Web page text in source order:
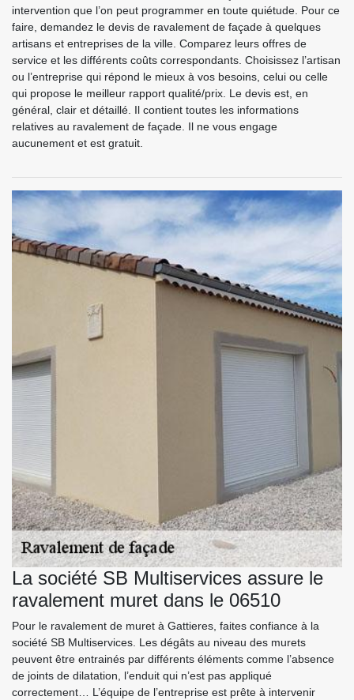
intervention que l’on peut programmer en toute quiétude. Pour ce
faire, demandez le devis de ravalement de façade à quelques
artisans et entreprises de la ville. Comparez leurs offres de
service et les différents coûts correspondants. Choisissez l’artisan
ou l’entreprise qui répond le mieux à vos besoins, celui ou celle
qui propose le meilleur rapport qualité/prix. Le devis est, en
général, clair et détaillé. Il contient toutes les informations
relatives au ravalement de façade. Il ne vous engage
aucunement et est gratuit.
La société SB Multiservices assure le
ravalement muret dans le 06510
Pour le ravalement de muret à Gattieres, faites confiance à la
société SB Multiservices. Les dégâts au niveau des murets
peuvent être entrainés par différents éléments comme l’absence
de joints de dilatation, l’enduit qui n’est pas appliqué
correctement… L’équipe de l’entreprise est prête à intervenir